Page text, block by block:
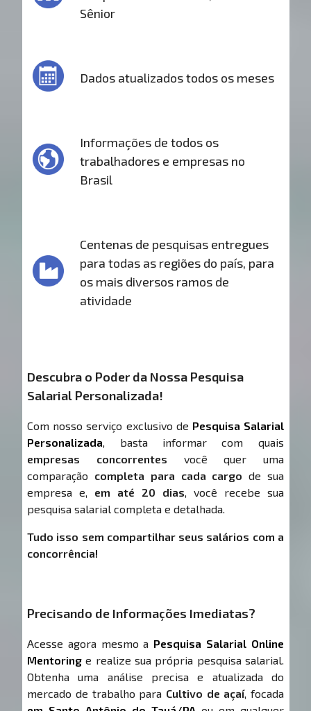
Sênior
Dados atualizados todos os meses
Informações de todos os
trabalhadores e empresas no
Brasil
Centenas de pesquisas entregues
para todas as regiões do país, para
os mais diversos ramos de
atividade
Descubra o Poder da Nossa Pesquisa
Salarial Personalizada!
Com nosso serviço exclusivo de Pesquisa Salarial
Personalizada, basta informar com quais
empresas concorrentes você quer uma
comparação completa para cada cargo de sua
empresa e, em até 20 dias, você recebe sua
pesquisa salarial completa e detalhada.
Tudo isso sem compartilhar seus salários com a
concorrência!
Precisando de Informações Imediatas?
Acesse agora mesmo a Pesquisa Salarial Online
Mentoring e realize sua própria pesquisa salarial.
Obtenha uma análise precisa e atualizada do
mercado de trabalho para Cultivo de açaí, focada